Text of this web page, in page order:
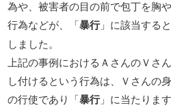
為や、被害者の目の前で包丁を胸
行為などが、「暴行」に該当する
しました。
上記の事例におけるＡさんのＶさ
し付けるという行為は、Ｖさんの
の行使であり「暴行」に当たります